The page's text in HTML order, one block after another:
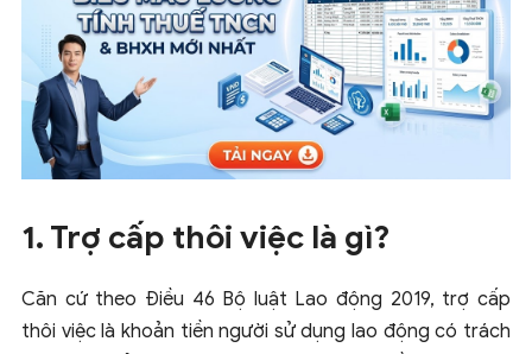
1. Trợ cấp thôi việc là gì?
Căn cứ theo Điều 46 Bộ luật Lao động 2019, trợ cấp
thôi việc là khoản tiền người sử dụng lao động có trách